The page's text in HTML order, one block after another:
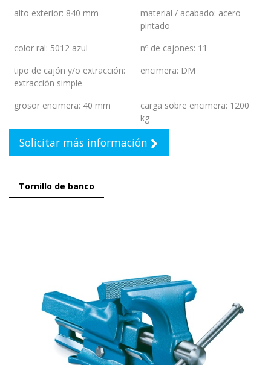
alto exterior: 840 mm material / acabado: acero
pintado
color ral: 5012 azul nº de cajones: 11
tipo de cajón y/o extracción:
extracción simple
encimera: DM
grosor encimera: 40 mm carga sobre encimera: 1200
kg
Solicitar más información
Tornillo de banco